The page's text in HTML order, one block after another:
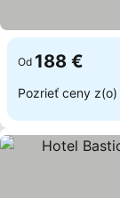
Od 188 €
Pozrieť ceny z(o)